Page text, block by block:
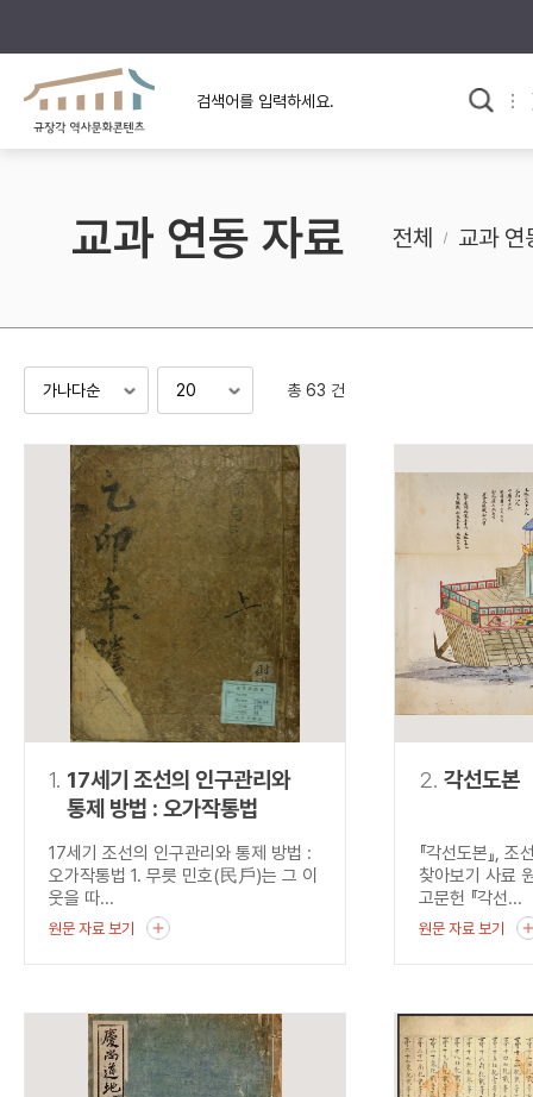
규장각의 어제와 오늘
규장각 소개영상
사료와 문학으로 본
고대
고려
조선 후기
검색 연산자 사용안내
연산자
AND 정조 AND 정약용
“정조”와 “정약
색
정조 OR 정약용 “정조” 또는 “정
NOT 정조 NOT 정약용
“정조”가 나온
료를 검색
동시에 여러 개의 연산자를 사용할 수 있습니다.
교과 연동 자료 전체 교과 연
총 63 건
1. 17세기 조선의 인구관리와
통제 방법 : 오가작통법
17세기 조선의 인구관리와 통제 방법 :
오가작통법 1. 무릇 민호(民戶)는 그 이
웃을 따...
원문 자료 보기
2. 각선도본
『각선도본』,
찾아보기 사료
고문헌 『각선...
원문 자료 보기